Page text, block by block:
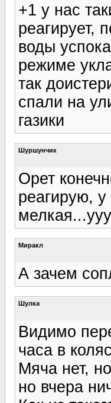
+1 у нас
реагирует,
воды
режиме
так
спали на
газики
Шуршунчик
Орет
реагирую,
Миракл
А зачем
Шулка
Видимо
часа в
Мяча нет,
но вчера